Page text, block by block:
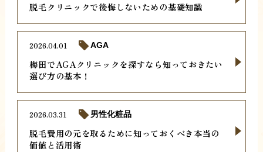
脱毛クリニックで後悔しないための基礎知識
梅田でAGAクリニックを探すなら知っておきたい
選び方の基本！
2026.04.01 AGA
脱毛費用の元を取るために知っておくべき本当の
価値と活用術
2026.03.31 男性化粧品